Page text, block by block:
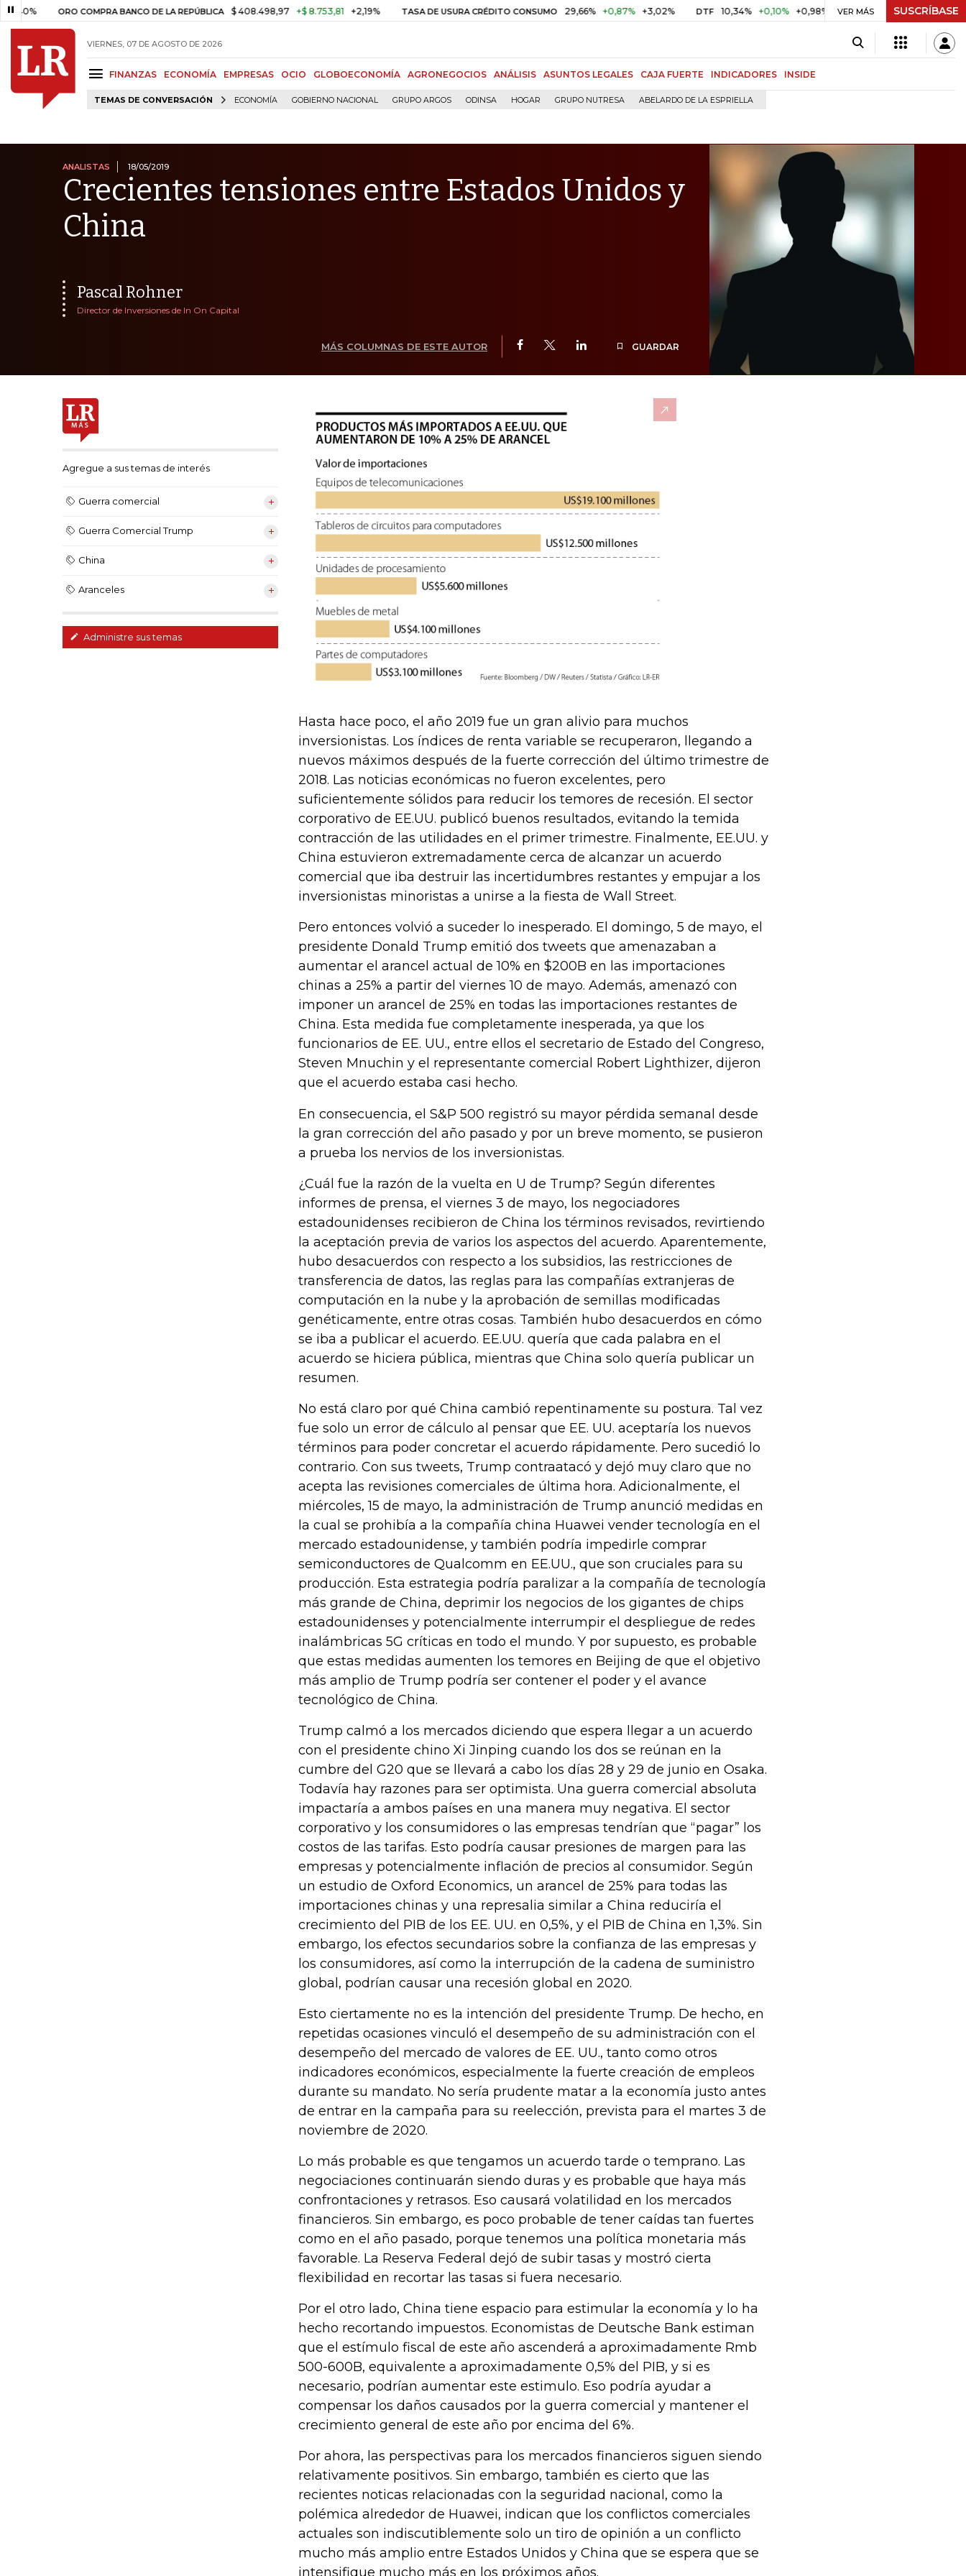
ORO COMPRA BANCO DE LA REPÚBLICA $ 408.498,97 +$ 8.753,81 +2,19% TASA DE USURA CRÉDITO CONSUMO 29,66% +0,87% +3,02% DTF 10,34% +0,10% +0,98% UVR $ 416,96 +$ 0,05 +0,01%
VER MÁS SUSCRÍBASE
VIERNES, 07 DE AGOSTO DE 2026
FINANZAS ECONOMÍA EMPRESAS OCIO GLOBOECONOMÍA AGRONEGOCIOS ANÁLISIS ASUNTOS LEGALES CAJA FUERTE INDICADORES INSIDE
TEMAS DE CONVERSACIÓN ECONOMÍA GOBIERNO NACIONAL GRUPO ARGOS ODINSA HOGAR GRUPO NUTRESA ABELARDO DE LA ESPRIELLA
ANALISTAS 18/05/2019
Crecientes tensiones entre Estados Unidos y
China
Pascal Rohner
Director de Inversiones de In On Capital
MÁS COLUMNAS DE ESTE AUTOR GUARDAR
Agregue a sus temas de interés
Guerra comercial
Guerra Comercial Trump
China
Aranceles
Administre sus temas
Hasta hace poco, el año 2019 fue un gran alivio para muchos
inversionistas. Los índices de renta variable se recuperaron, llegando a
nuevos máximos después de la fuerte corrección del último trimestre de
2018. Las noticias económicas no fueron excelentes, pero
suficientemente sólidos para reducir los temores de recesión. El sector
corporativo de EE.UU. publicó buenos resultados, evitando la temida
contracción de las utilidades en el primer trimestre. Finalmente, EE.UU. y
China estuvieron extremadamente cerca de alcanzar un acuerdo
comercial que iba destruir las incertidumbres restantes y empujar a los
inversionistas minoristas a unirse a la fiesta de Wall Street.
Pero entonces volvió a suceder lo inesperado. El domingo, 5 de mayo, el
presidente Donald Trump emitió dos tweets que amenazaban a
aumentar el arancel actual de 10% en $200B en las importaciones
chinas a 25% a partir del viernes 10 de mayo. Además, amenazó con
imponer un arancel de 25% en todas las importaciones restantes de
China. Esta medida fue completamente inesperada, ya que los
funcionarios de EE. UU., entre ellos el secretario de Estado del Congreso,
Steven Mnuchin y el representante comercial Robert Lighthizer, dijeron
que el acuerdo estaba casi hecho.
En consecuencia, el S&P 500 registró su mayor pérdida semanal desde
la gran corrección del año pasado y por un breve momento, se pusieron
a prueba los nervios de los inversionistas.
¿Cuál fue la razón de la vuelta en U de Trump? Según diferentes
informes de prensa, el viernes 3 de mayo, los negociadores
estadounidenses recibieron de China los términos revisados, revirtiendo
la aceptación previa de varios los aspectos del acuerdo. Aparentemente,
hubo desacuerdos con respecto a los subsidios, las restricciones de
transferencia de datos, las reglas para las compañías extranjeras de
computación en la nube y la aprobación de semillas modificadas
genéticamente, entre otras cosas. También hubo desacuerdos en cómo
se iba a publicar el acuerdo. EE.UU. quería que cada palabra en el
acuerdo se hiciera pública, mientras que China solo quería publicar un
resumen.
No está claro por qué China cambió repentinamente su postura. Tal vez
fue solo un error de cálculo al pensar que EE. UU. aceptaría los nuevos
términos para poder concretar el acuerdo rápidamente. Pero sucedió lo
contrario. Con sus tweets, Trump contraatacó y dejó muy claro que no
acepta las revisiones comerciales de última hora. Adicionalmente, el
miércoles, 15 de mayo, la administración de Trump anunció medidas en
la cual se prohibía a la compañía china Huawei vender tecnología en el
mercado estadounidense, y también podría impedirle comprar
semiconductores de Qualcomm en EE.UU., que son cruciales para su
producción. Esta estrategia podría paralizar a la compañía de tecnología
más grande de China, deprimir los negocios de los gigantes de chips
estadounidenses y potencialmente interrumpir el despliegue de redes
inalámbricas 5G críticas en todo el mundo. Y por supuesto, es probable
que estas medidas aumenten los temores en Beijing de que el objetivo
más amplio de Trump podría ser contener el poder y el avance
tecnológico de China.
Trump calmó a los mercados diciendo que espera llegar a un acuerdo
con el presidente chino Xi Jinping cuando los dos se reúnan en la
cumbre del G20 que se llevará a cabo los días 28 y 29 de junio en Osaka.
Todavía hay razones para ser optimista. Una guerra comercial absoluta
impactaría a ambos países en una manera muy negativa. El sector
corporativo y los consumidores o las empresas tendrían que “pagar” los
costos de las tarifas. Esto podría causar presiones de margen para las
empresas y potencialmente inflación de precios al consumidor. Según
un estudio de Oxford Economics, un arancel de 25% para todas las
importaciones chinas y una represalia similar a China reduciría el
crecimiento del PIB de los EE. UU. en 0,5%, y el PIB de China en 1,3%. Sin
embargo, los efectos secundarios sobre la confianza de las empresas y
los consumidores, así como la interrupción de la cadena de suministro
global, podrían causar una recesión global en 2020.
Esto ciertamente no es la intención del presidente Trump. De hecho, en
repetidas ocasiones vinculó el desempeño de su administración con el
desempeño del mercado de valores de EE. UU., tanto como otros
indicadores económicos, especialmente la fuerte creación de empleos
durante su mandato. No sería prudente matar a la economía justo antes
de entrar en la campaña para su reelección, prevista para el martes 3 de
noviembre de 2020.
Lo más probable es que tengamos un acuerdo tarde o temprano. Las
negociaciones continuarán siendo duras y es probable que haya más
confrontaciones y retrasos. Eso causará volatilidad en los mercados
financieros. Sin embargo, es poco probable de tener caídas tan fuertes
como en el año pasado, porque tenemos una política monetaria más
favorable. La Reserva Federal dejó de subir tasas y mostró cierta
flexibilidad en recortar las tasas si fuera necesario.
Por el otro lado, China tiene espacio para estimular la economía y lo ha
hecho recortando impuestos. Economistas de Deutsche Bank estiman
que el estímulo fiscal de este año ascenderá a aproximadamente Rmb
500-600B, equivalente a aproximadamente 0,5% del PIB, y si es
necesario, podrían aumentar este estimulo. Eso podría ayudar a
compensar los daños causados por la guerra comercial y mantener el
crecimiento general de este año por encima del 6%.
Por ahora, las perspectivas para los mercados financieros siguen siendo
relativamente positivos. Sin embargo, también es cierto que las
recientes noticas relacionadas con la seguridad nacional, como la
polémica alrededor de Huawei, indican que los conflictos comerciales
actuales son indiscutiblemente solo un tiro de opinión a un conflicto
mucho más amplio entre Estados Unidos y China que se espera que se
intensifique mucho más en los próximos años.